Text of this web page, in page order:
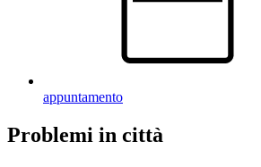
appuntamento
Problemi in città